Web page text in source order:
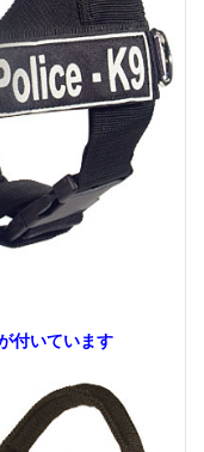
付いています